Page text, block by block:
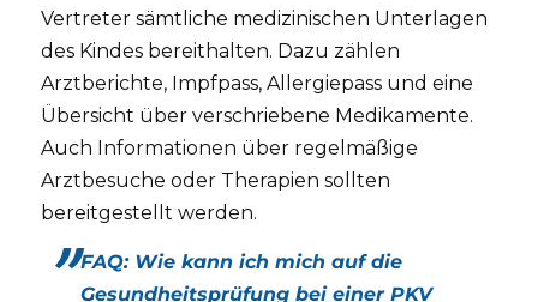
Vertreter sämtliche medizinischen Unterlagen
des Kindes bereithalten. Dazu zählen
Arztberichte, Impfpass, Allergiepass und eine
Übersicht über verschriebene Medikamente.
Auch Informationen über regelmäßige
Arztbesuche oder Therapien sollten
bereitgestellt werden.
FAQ: Wie kann ich mich auf die
Gesundheitsprüfung bei einer PKV